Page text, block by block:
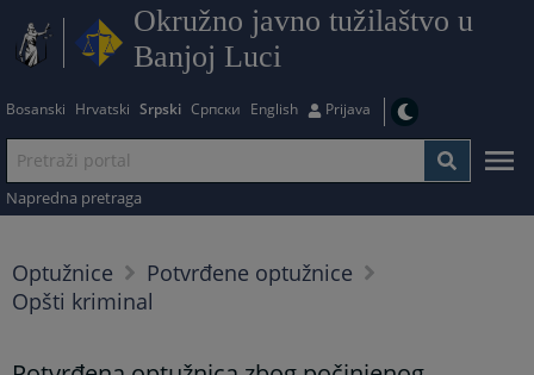
Okružno javno tužilaštvo u
Banjoj Luci
Bosanski Hrvatski Srpski Српски English Prijava
Napredna pretraga
Optužnice
Potvrđene optužnice
Opšti kriminal